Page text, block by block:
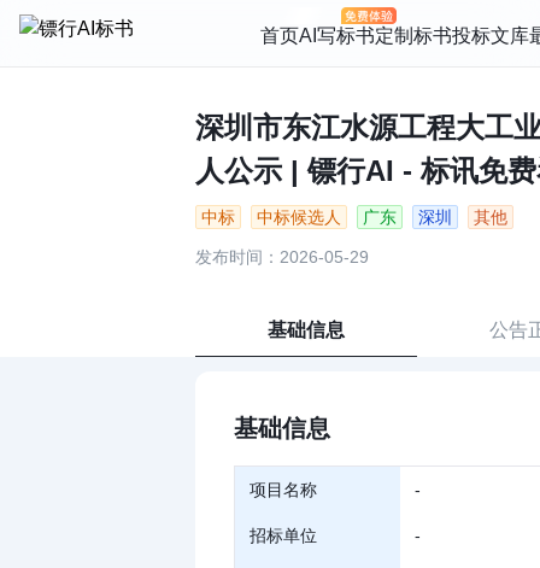
首页AI写标书定制标书投标文库
深圳市东江水源工程大工
人公示 | 镖行AI - 标讯免
中标 中标候选人 广东 深圳 其他
发布时间：2026-05-29
基础信息 公告
基础信息
项目名称 -
招标单位 -